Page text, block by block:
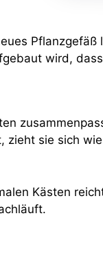
wird,
sie sich
Kästen